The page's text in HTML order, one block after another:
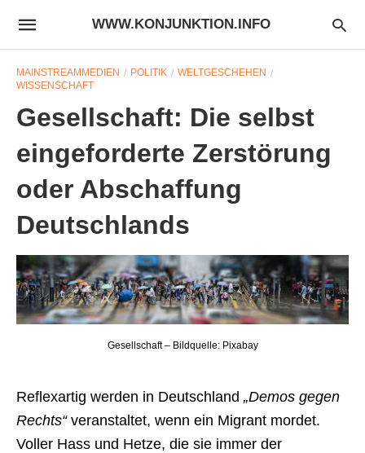
WWW.KONJUNKTION.INFO
MAINSTREAMMEDIEN POLITIK
WELTGESCHEHEN
WISSENSCHAFT
Gesellschaft: Die selbst
eingeforderte Zerstörung
oder Abschaffung
Deutschlands
Gesellschaft – Bildquelle: Pixabay
Reflexartig werden in Deutschland „Demos gegen
Rechts“veranstaltet, wenn ein Migrant mordet.
Voller Hass und Hetze, die sie immer der